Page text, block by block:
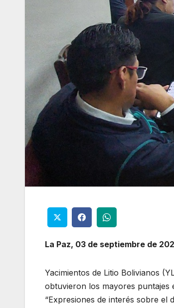
La Paz, 03 de septiembre de
Yacimientos de Litio Bolivianos
obtuvieron los mayores puntajes
“Expresiones de interés sobre